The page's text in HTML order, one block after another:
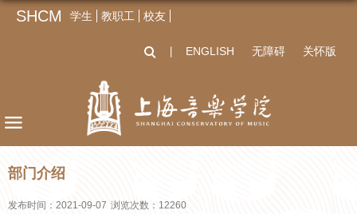
SHCM 学生 教职工 校友
ENGLISH 无障碍 关怀版
部门介绍
发布时间：2021-09-07 浏览次数： 12260